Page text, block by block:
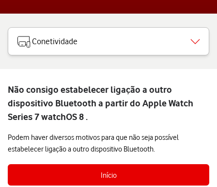
Conetividade
Não consigo estabelecer ligação a outro
dispositivo Bluetooth a partir do Apple Watch
Series 7 watchOS 8 .
Podem haver diversos motivos para que não seja possível
estabelecer ligação a outro dispositivo Bluetooth.
Início